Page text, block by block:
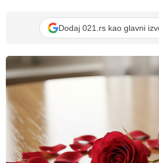
Dodaj 021.rs kao glavni